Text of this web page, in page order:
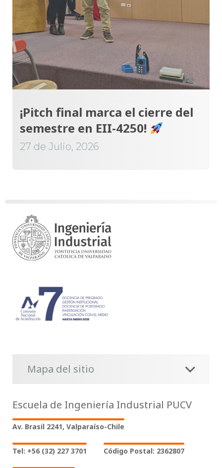
¡Pitch final marca el cierre del
semestre en EII-4250!
27 de Julio, 2026
Mapa del sitio
Escuela de Ingeniería Industrial PUCV
Av. Brasil 2241, Valparaíso-Chile
Tel: +56 (32) 227 3701 Código Postal: 2362807